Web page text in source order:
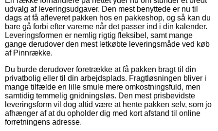
udvalg af leveringsudgaver. Den mest benyttede er nu til
dags at få afleveret pakken hos en pakkeshop, og så kan du
bare gå forbi efter varerne når det passer ind i din kalender.
Leveringsformen er nemlig rigtig fleksibel, samt mange
gange derudover den mest letkøbte leveringsmåde ved køb
af Pinnrække.
Du burde derudover foretrække at få pakken bragt til din
privatbolig eller til din arbejdsplads. Fragtløsningen bliver i
mange tilfælde en lille smule mere omkostningsfuld, men
samtidig temmelig gnidningsløs. Den mest prisbevidste
leveringsform vil dog altid være at hente pakken selv, som jo
afhænger af at du opholder dig med kort afstand til online
forretningens adresse.